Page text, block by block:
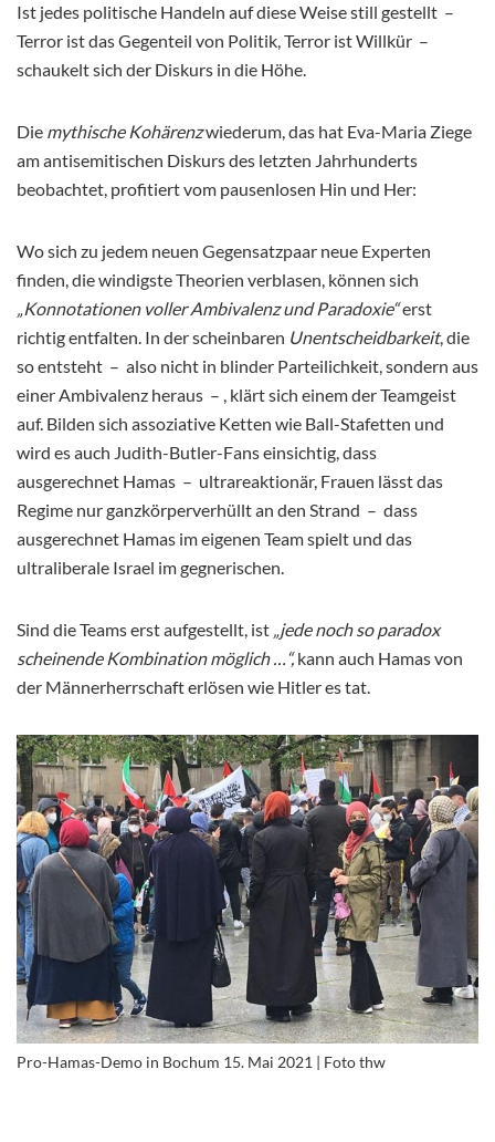
Ist jedes politische Handeln auf diese Weise still gestellt –
Terror ist das Gegenteil von Politik, Terror ist Willkür –
schaukelt sich der Diskurs in die Höhe.
Die mythische Kohärenzwiederum, das hat Eva-Maria Ziege
am antisemitischen Diskurs des letzten Jahrhunderts
beobachtet, profitiert vom pausenlosen Hin und Her:
Wo sich zu jedem neuen Gegensatzpaar neue Experten
finden, die windigste Theorien verblasen, können sich
„Konnotationen voller Ambivalenz und Paradoxie“erst
richtig entfalten. In der scheinbaren Unentscheidbarkeit, die
so entsteht – also nicht in blinder Parteilichkeit, sondern aus
einer Ambivalenz heraus – , klärt sich einem der Teamgeist
auf. Bilden sich assoziative Ketten wie Ball-Stafetten und
wird es auch Judith-Butler-Fans einsichtig, dass
ausgerechnet Hamas – ultrareaktionär, Frauen lässt das
Regime nur ganzkörperverhüllt an den Strand – dass
ausgerechnet Hamas im eigenen Team spielt und das
ultraliberale Israel im gegnerischen.
Sind die Teams erst aufgestellt, ist „jede noch so paradox
scheinende Kombination möglich …“,kann auch Hamas von
der Männerherrschaft erlösen wie Hitler es tat.
Pro-Hamas-Demo in Bochum 15. Mai 2021 | Foto thw